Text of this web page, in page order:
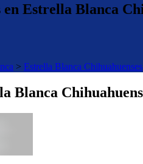
Estrella Blanca
> Estrella Blanca Chihuahuenses
Blanca